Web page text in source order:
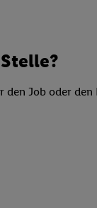
Job oder den
Analyse
Verwendung
von Profilen